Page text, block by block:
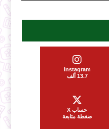
Instagram
13.7 ألف
حساب X
ضغطة متابعة